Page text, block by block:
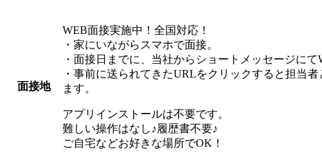
面接地
WEB面接実施中！全国対応！
・家にいながらスマホで面接。
・面接日までに、当社からショートメッセージに
・事前に送られてきたURLをクリックすると担当
ます。
アプリインストールは不要です。
難しい操作はなし♪履歴書不要♪
ご自宅などお好きな場所でOK！